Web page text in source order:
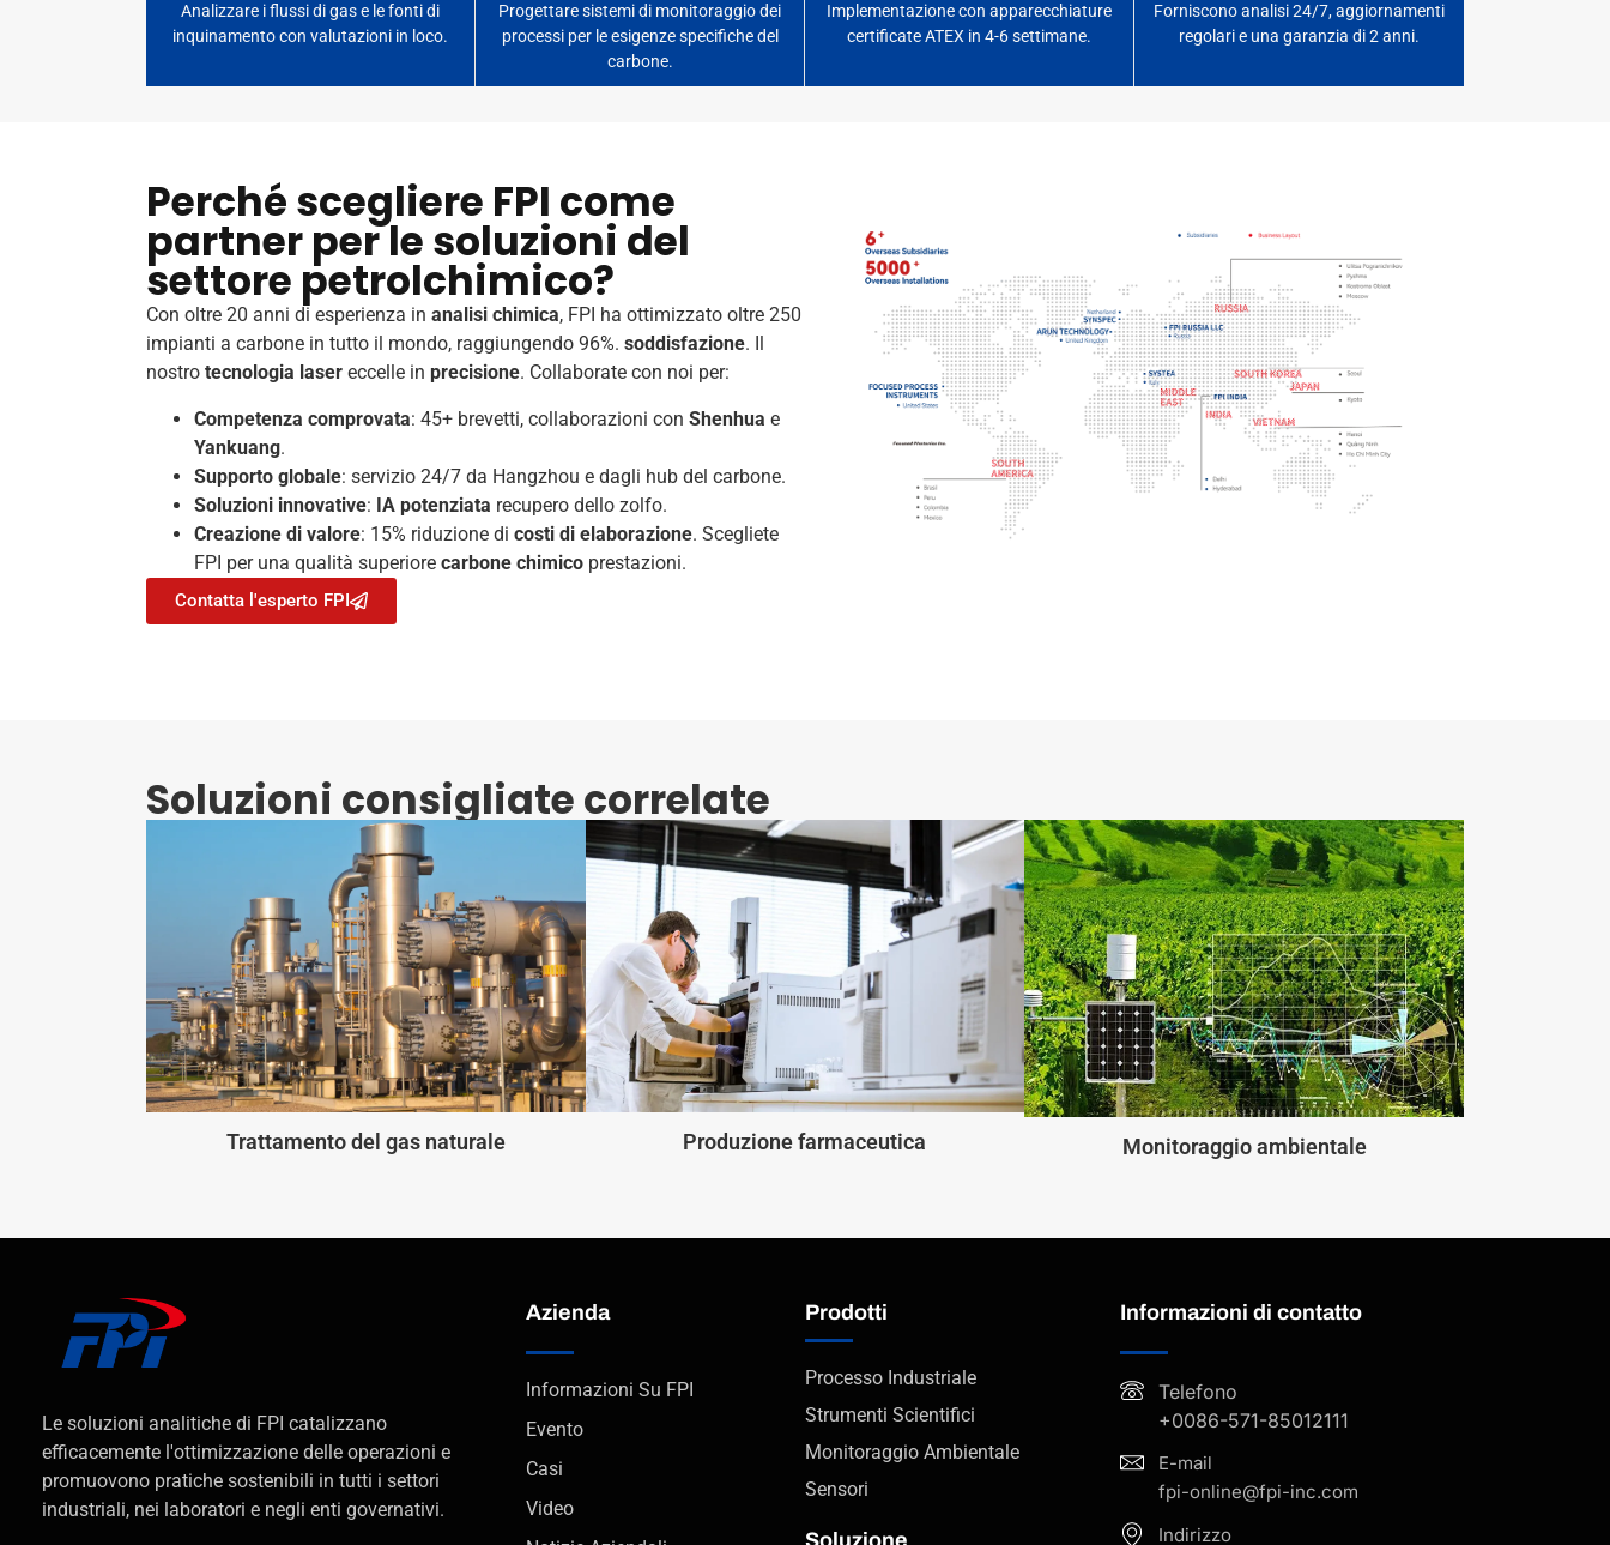
Analizzare i flussi di gas e le fonti di
inquinamento con valutazioni in loco.
Progettare sistemi di monitoraggio dei
processi per le esigenze specifiche del
carbone.
Implementazione con apparecchiature
certificate ATEX in 4-6 settimane.
Forniscono analisi 24/7, aggiornamenti
regolari e una garanzia di 2 anni.
Perché scegliere FPI come
partner per le soluzioni del
settore petrolchimico?
Con oltre 20 anni di esperienza in analisi chimica, FPI ha ottimizzato oltre 250
impianti a carbone in tutto il mondo, raggiungendo 96%. soddisfazione. Il
nostro tecnologia laser eccelle in precisione. Collaborate con noi per:
Competenza comprovata: 45+ brevetti, collaborazioni con Shenhua e
Yankuang.
Supporto globale: servizio 24/7 da Hangzhou e dagli hub del carbone.
Soluzioni innovative: IA potenziata recupero dello zolfo.
Creazione di valore: 15% riduzione di costi di elaborazione. Scegliete
FPI per una qualità superiore carbone chimico prestazioni.
Contatta l'esperto FPI
Soluzioni consigliate correlate
Trattamento del gas naturale Produzione farmaceutica Monitoraggio ambientale
Le soluzioni analitiche di FPI catalizzano
efficacemente l'ottimizzazione delle operazioni e
promuovono pratiche sostenibili in tutti i settori
industriali, nei laboratori e negli enti governativi.
Azienda
Informazioni Su FPI
Evento
Casi
Video
Prodotti
Processo Industriale
Strumenti Scientifici
Monitoraggio Ambientale
Sensori
Informazioni di contatto
Telefono
+0086-571-85012111
E-mail
fpi-online@fpi-inc.com
Indirizzo